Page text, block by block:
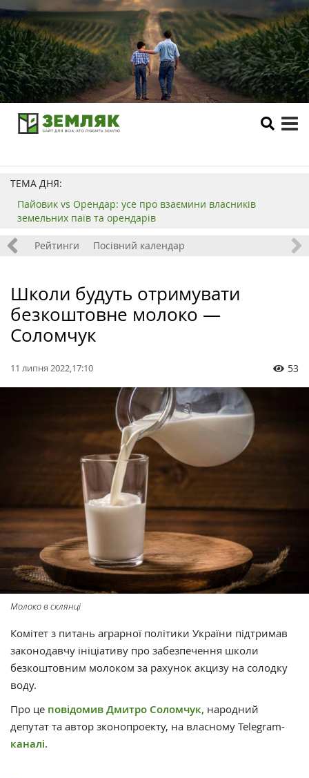
ТЕМА ДНЯ:
Пайовик vs Орендар: усе про взаємини власників
земельних паїв та орендарів
Рейтинги Посівний календар
Школи будуть отримувати
безкоштовне молоко —
Соломчук
11 липня 2022,17:10 53
Молоко в склянці
Комітет з питань аграрної політики України підтримав
законодавчу ініціативу про забезпечення школи
безкоштовним молоком за рахунок акцизу на солодку
воду.
Про це повідомивДмитро Соломчук, народний
депутат та автор зконопроекту, на власному Telegram-
каналі.